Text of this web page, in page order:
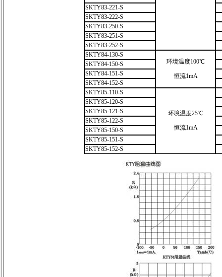
SKTY83-221-S
SKTY83-222-S
SKTY83-250-S
SKTY83-251-S
SKTY83-252-S
SKTY84-130-S
环境温度100℃
恒流1mA
SKTY84-150-S
SKTY84-151-S
SKTY84-152-S
SKTY85-110-S
环境温度25℃
恒流1mA
SKTY85-120-S
SKTY85-121-S
SKTY85-122-S
SKTY85-150-S
SKTY85-151-S
SKTY85-152-S